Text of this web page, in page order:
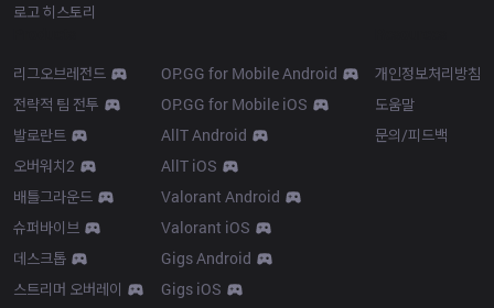
로고 히스토리
리그오브레전드
전략적 팀 전투
발로란트
오버워치2
배틀그라운드
슈퍼바이브
데스크톱
스트리머 오버레이
OP.GG for Mobile Android
OP.GG for Mobile iOS
AllT Android
AllT iOS
Valorant Android
Valorant iOS
Gigs Android
Gigs iOS
개인정보처리방침
도움말
문의/피드백